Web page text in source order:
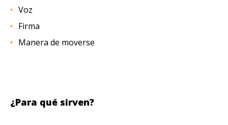
Voz
Firma
Manera de moverse
¿Para qué sirven?